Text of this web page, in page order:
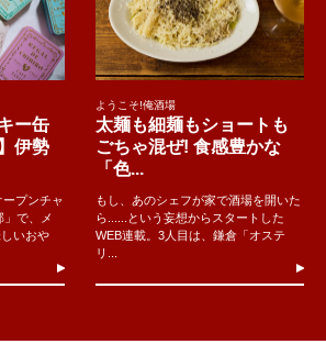
ー缶
伊勢
プンチャ
」で、メ
いおや
ようこそ!俺酒場
太麺も細麺もショートも
ごちゃ混ぜ! 食感豊かな
「色...
もし、あのシェフが家で酒場を開いた
ら......という妄想からスタートした
WEB連載。3人目は、鎌倉「オステ
リ...